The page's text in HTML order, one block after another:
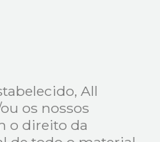
All
os nossos
o direito da